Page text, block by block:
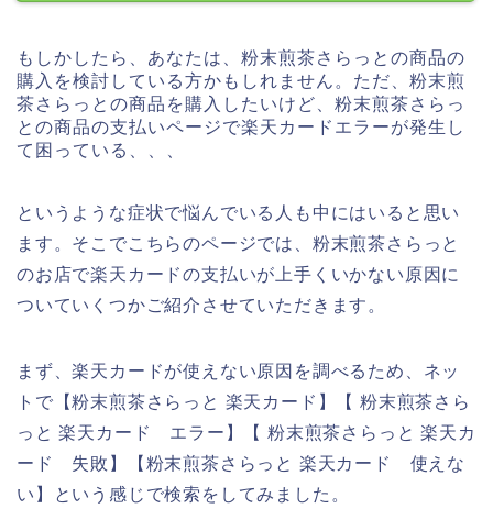
もしかしたら、あなたは、粉末煎茶さらっとの商品の
購入を検討している方かもしれません。ただ、粉末煎
茶さらっとの商品を購入したいけど、粉末煎茶さらっ
との商品の支払いページで楽天カードエラーが発生し
て困っている、、、
というような症状で悩んでいる人も中にはいると思い
ます。そこでこちらのページでは、粉末煎茶さらっと
のお店で楽天カードの支払いが上手くいかない原因に
ついていくつかご紹介させていただきます。
まず、楽天カードが使えない原因を調べるため、ネッ
トで【粉末煎茶さらっと 楽天カード】【 粉末煎茶さら
っと 楽天カード エラー】【 粉末煎茶さらっと 楽天カ
ード 失敗】【粉末煎茶さらっと 楽天カード 使えな
い】という感じで検索をしてみました。